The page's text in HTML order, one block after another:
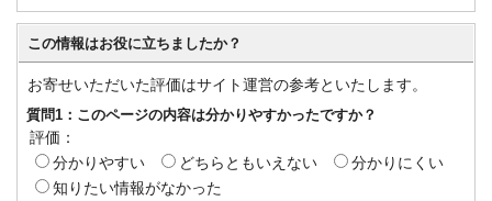
この情報はお役に立ちましたか？
お寄せいただいた評価はサイト運営の参考といたします。
質問1：このページの内容は分かりやすかったですか？
評価：
分かりやすい
どちらともいえない
分かりにくい
知りたい情報がなかった